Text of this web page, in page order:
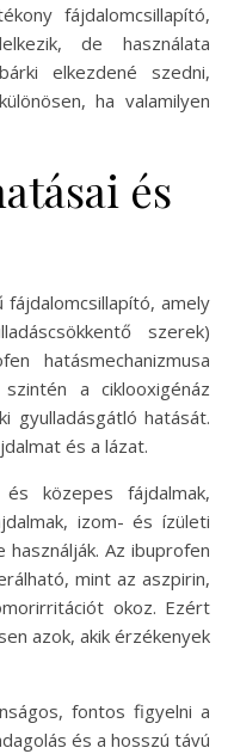
fájdalomcsillapító,
de használata
elkezdené szedni,
ha valamilyen
és
amely
szerek)
hatásmechanizmusa
a ciklooxigénáz
gyulladásgátló hatását.
és a lázat.
közepes fájdalmak,
izom- és ízületi
Az ibuprofen
mint az aszpirin,
okoz. Ezért
azok, akik érzékenyek
fontos figyelni a
és a hosszú távú